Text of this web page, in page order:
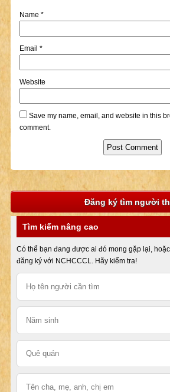
Name *
Email *
Website
Save my name, email, and website in this
comment.
Đăng ký tìm người
Tìm kiếm nâng cao
Có thể bạn đang được ai đó mong gặp lại,
đăng ký với NCHCCCL. Hãy kiểm tra!